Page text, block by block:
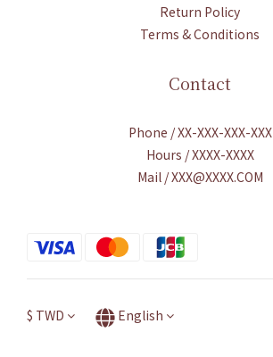
Return Policy
Terms & Conditions
Contact
Phone / XX-XXX-XXX-XXX
Hours / XXXX-XXXX
Mail / XXX@XXXX.COM
$ TWD English